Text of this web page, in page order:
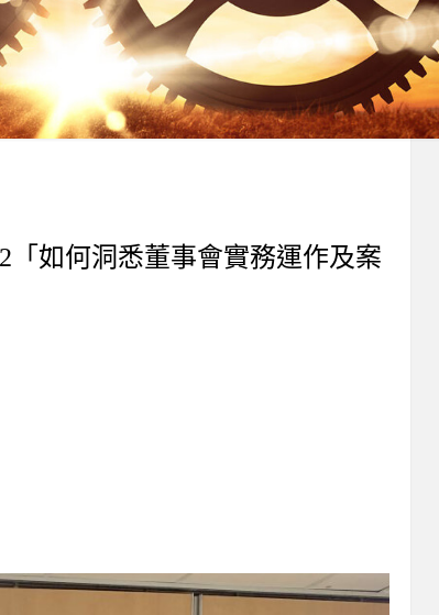
「如何洞悉董事會實務運作及案